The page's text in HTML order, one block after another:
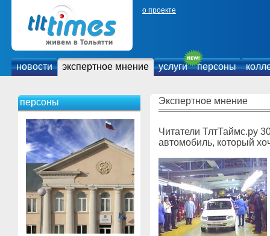
о проекте
новости экспертное мнение услуги персоны
персоны Экспертное мнение
Читатели ТлтТаймс.ру
автомобиль, который